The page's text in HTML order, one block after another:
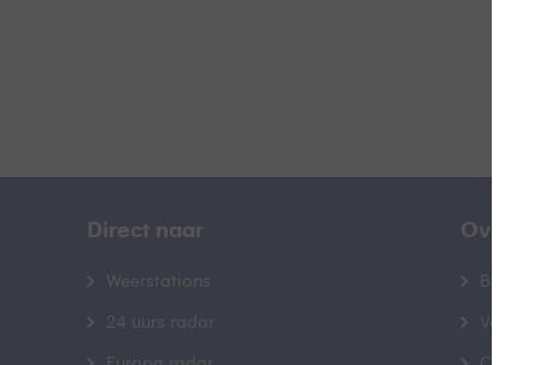
Direct naar
Weerstations
24 uurs radar
Over